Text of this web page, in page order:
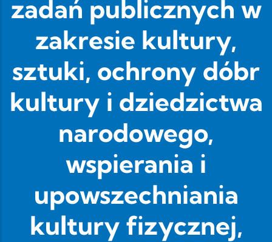
zadań publicznych w
zakresie kultury,
sztuki, ochrony dóbr
kultury i dziedzictwa
narodowego,
wspierania i
upowszechniania
kultury fizycznej,